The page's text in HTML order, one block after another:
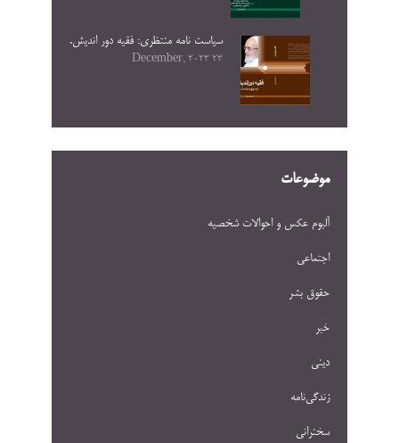
سیاست نامه منتظری: فقیه دور اندیش.
23 December, 2023
موضوعات
آلبوم عکس و احوالات شخصيه
اجتماعی
حقوق بشر
خبر
دینی
زندگی‌نامه
سخنرانی